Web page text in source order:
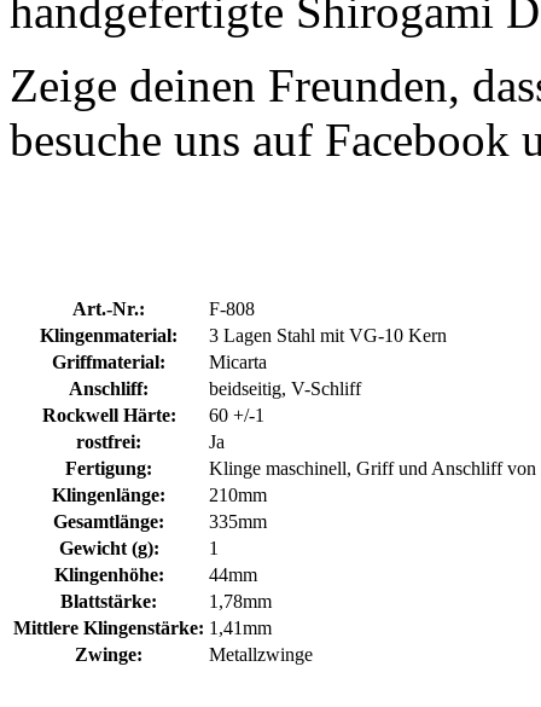
handgefertigte Shirogami
Zeige deinen Freunden,
besuche uns auf Facebook
Art.-Nr.:
F-808
Klingenmaterial:
3 Lagen Stahl mit VG-10 Kern
Griffmaterial:
Micarta
Anschliff:
beidseitig, V-Schliff
Rockwell Härte:
60 +/-1
rostfrei:
Ja
Fertigung:
Klinge maschinell, Griff und Anschliff von
Klingenlänge:
210mm
Gesamtlänge:
335mm
Gewicht (g):
1
Klingenhöhe:
44mm
Blattstärke:
1,78mm
Mittlere Klingenstärke: 1,41mm
Zwinge:
Metallzwinge